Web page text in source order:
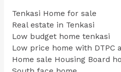
Tenkasi Home for sale
Real estate in Tenkasi
Low budget home tenkasi
Low price home with DTPC
Home sale Housing Board